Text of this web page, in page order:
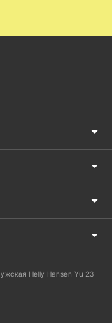
Helly Hansen Yu 23